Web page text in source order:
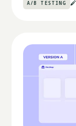
A/B TESTING